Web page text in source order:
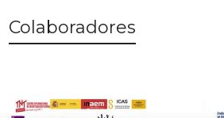
Colaboradores